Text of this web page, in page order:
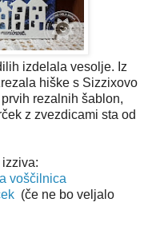
izdelala vesolje. Iz
hiške s Sizzixovo
rezalnih šablon,
z zvezdicami sta od
voščilnica
(če ne bo veljalo